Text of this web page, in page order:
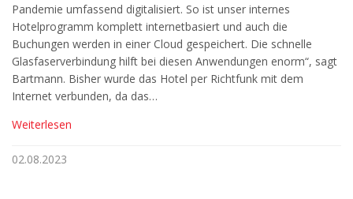
Pandemie umfassend digitalisiert. So ist unser internes
Hotelprogramm komplett internetbasiert und auch die
Buchungen werden in einer Cloud gespeichert. Die schnelle
Glasfaserverbindung hilft bei diesen Anwendungen enorm“, sagt
Bartmann. Bisher wurde das Hotel per Richtfunk mit dem
Internet verbunden, da das…
Weiterlesen
02.08.2023